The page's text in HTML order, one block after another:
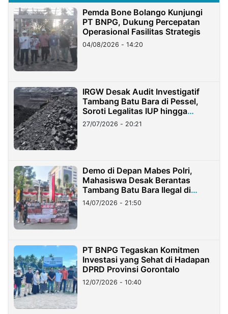
Pemda Bone Bolango Kunjungi
PT BNPG, Dukung Percepatan
Operasional Fasilitas Strategis
04/08/2026 - 14:20
IRGW Desak Audit Investigatif
Tambang Batu Bara di Pessel,
Soroti Legalitas IUP hingga
Stockpile
27/07/2026 - 20:21
Demo di Depan Mabes Polri,
Mahasiswa Desak Berantas
Tambang Batu Bara Ilegal di
Lampung
14/07/2026 - 21:50
PT BNPG Tegaskan Komitmen
Investasi yang Sehat di Hadapan
DPRD Provinsi Gorontalo
12/07/2026 - 10:40